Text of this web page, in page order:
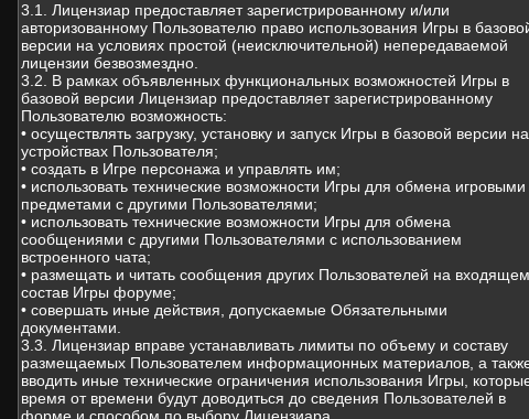
3.1. Лицензиар предоставляет зарегистрированному и/или
авторизованному Пользователю право использования Игры в
версии на условиях простой (неисключительной) непередаваемой
лицензии безвозмездно.
3.2. В рамках объявленных функциональных возможностей Игры в
базовой версии Лицензиар предоставляет зарегистрированному
Пользователю возможность:
• осуществлять загрузку, установку и запуск Игры в базовой версии на
устройствах Пользователя;
• создать в Игре персонажа и управлять им;
• использовать технические возможности Игры для обмена игровыми
предметами с другими Пользователями;
• использовать технические возможности Игры для обмена
сообщениями с другими Пользователями с использованием
встроенного чата;
• размещать и читать сообщения других Пользователей на
состав Игры форуме;
• совершать иные действия, допускаемые Обязательными
документами.
3.3. Лицензиар вправе устанавливать лимиты по объему и составу
размещаемых Пользователем информационных материалов, а
вводить иные технические ограничения использования Игры,
время от времени будут доводиться до сведения Пользователей в